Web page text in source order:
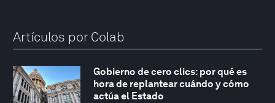
Artículos por Colab
Gobierno de cero clics: por qué es
hora de replantear cuándo y cómo
actúa el Estado